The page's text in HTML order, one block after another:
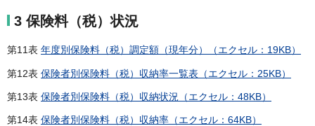
3 保険料（税）状況
第11表 年度別保険料（税）調定額（現年分）（エクセル：19KB）
第12表 保険者別保険料（税）収納率一覧表（エクセル：25KB）
第13表 保険者別保険料（税）収納状況（エクセル：48KB）
第14表 保険者別保険料（税）収納率（エクセル：64KB）